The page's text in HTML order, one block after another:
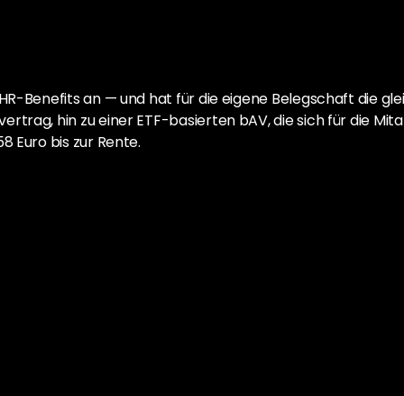
Benefits an — und hat für die eigene Belegschaft die
hin zu einer ETF-basierten bAV, die sich für die
Euro bis zur Rente.